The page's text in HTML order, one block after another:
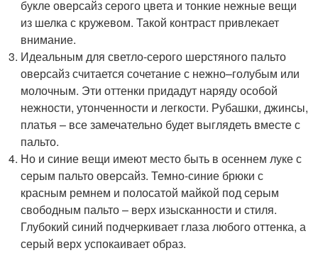
букле оверсайз серого цвета и тонкие нежные вещи
из шелка с кружевом. Такой контраст привлекает
внимание.
Идеальным для светло-серого шерстяного пальто
оверсайз считается сочетание с нежно–голубым или
молочным. Эти оттенки придадут наряду особой
нежности, утонченности и легкости. Рубашки, джинсы,
платья – все замечательно будет выглядеть вместе с
пальто.
Но и синие вещи имеют место быть в осеннем луке с
серым пальто оверсайз. Темно-синие брюки с
красным ремнем и полосатой майкой под серым
свободным пальто – верх изысканности и стиля.
Глубокий синий подчеркивает глаза любого оттенка, а
серый верх успокаивает образ.